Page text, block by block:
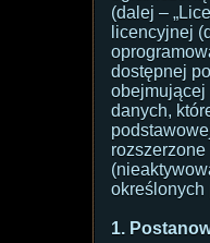
(dalej –
licencyjnej
dostępnej
obejmującej
danych,
określonych
1.